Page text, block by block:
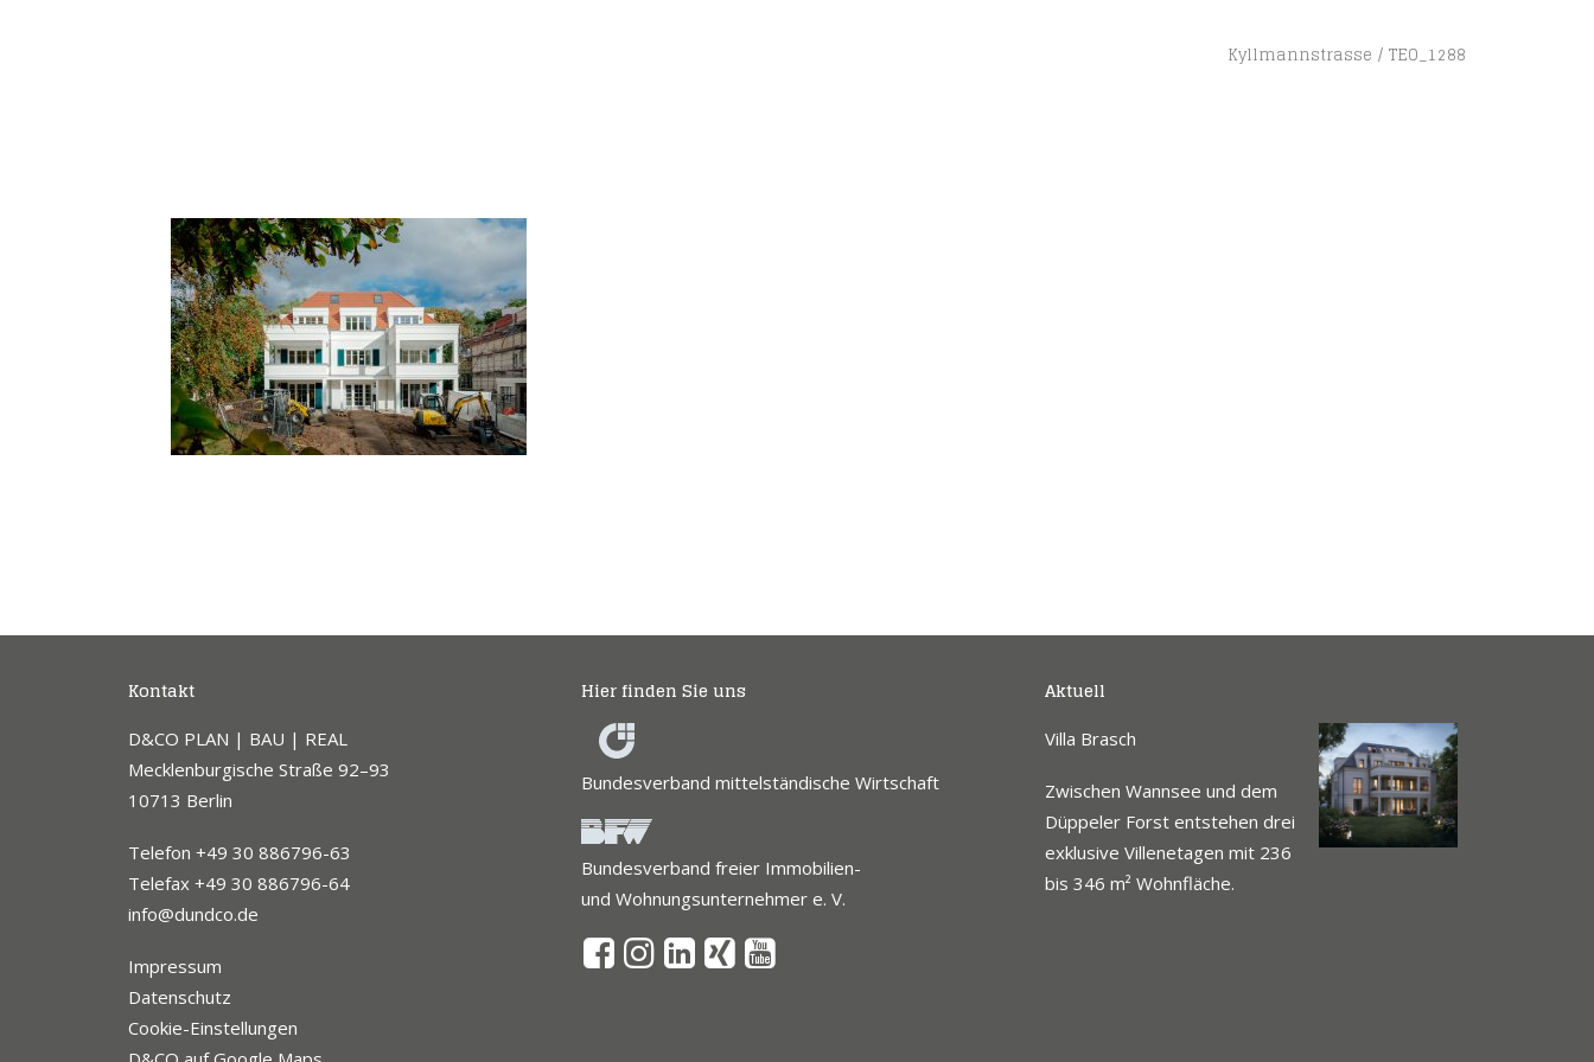
Kyllmannstrasse TEO_1288
Kontakt
D&CO PLAN | BAU | REAL
Mecklenburgische Straße 92–93
10713 Berlin
Telefon +49 30 886796-63
Telefax +49 30 886796-64
info@dundco.de
Impressum
Datenschutz
Cookie-Einstellungen
Hier finden Sie uns
Bundesverband mittelständische Wirtschaft
Bundesverband freier Immobilien-
und Wohnungsunternehmer e. V.
Aktuell
Villa Brasch
Zwischen Wannsee und dem
Düppeler Forst entstehen drei
exklusive Villenetagen mit 236
bis 346 m² Wohnfläche.